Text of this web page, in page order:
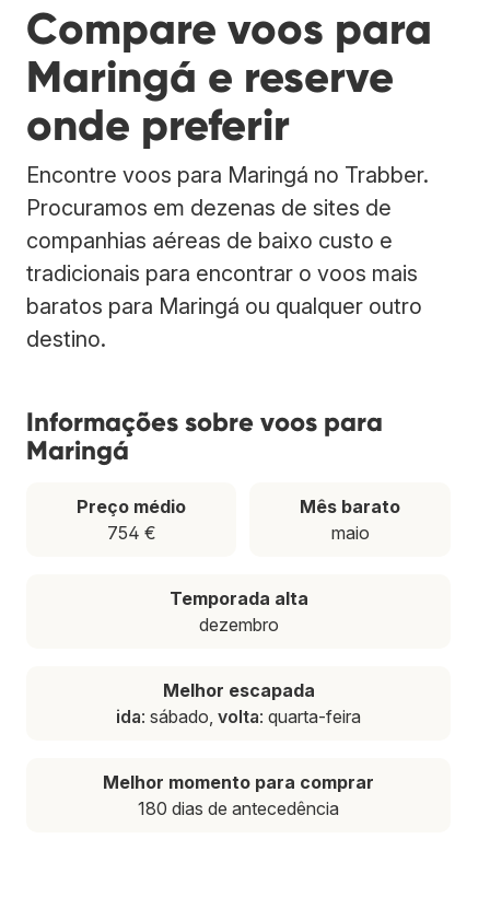
Compare voos para
Maringá e reserve
onde preferir
Encontre voos para Maringá no Trabber.
Procuramos em dezenas de sites de
companhias aéreas de baixo custo e
tradicionais para encontrar o voos mais
baratos para Maringá ou qualquer outro
destino.
Informações sobre voos para
Maringá
Preço médio
754 €
Mês barato
maio
Temporada alta
dezembro
Melhor escapada
ida: sábado, volta: quarta-feira
Melhor momento para comprar
180 dias de antecedência